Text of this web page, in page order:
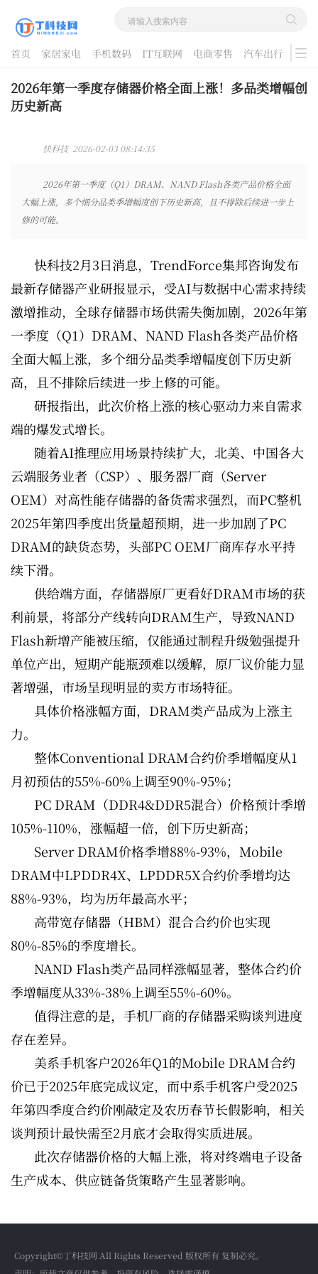
首页 家居家电 手机数码 IT互联网 电商零售 汽车出行
游戏
酷品评测
2026年第一季度存储器价格全面上涨！多品类增幅创
历史新高
快科技 2026-02-03 08:14:35
2026年第一季度（Q1）DRAM、NAND Flash各类产品价格全面
大幅上涨，多个细分品类季增幅度创下历史新高，且不排除后续进一步上
修的可能。
快科技2月3日消息，TrendForce集邦咨询发布
最新存储器产业研报显示，受AI与数据中心需求持续
激增推动，全球存储器市场供需失衡加剧，2026年第
一季度（Q1）DRAM、NAND Flash各类产品价格
全面大幅上涨，多个细分品类季增幅度创下历史新
高，且不排除后续进一步上修的可能。
研报指出，此次价格上涨的核心驱动力来自需求
端的爆发式增长。
随着AI推理应用场景持续扩大，北美、中国各大
云端服务业者（CSP）、服务器厂商（Server
OEM）对高性能存储器的备货需求强烈，而PC整机
2025年第四季度出货量超预期，进一步加剧了PC
DRAM的缺货态势，头部PC OEM厂商库存水平持
续下滑。
供给端方面，存储器原厂更看好DRAM市场的获
利前景，将部分产线转向DRAM生产，导致NAND
Flash新增产能被压缩，仅能通过制程升级勉强提升
单位产出，短期产能瓶颈难以缓解，原厂议价能力显
著增强，市场呈现明显的卖方市场特征。
具体价格涨幅方面，DRAM类产品成为上涨主
力。
整体Conventional DRAM合约价季增幅度从1
月初预估的55%-60%上调至90%-95%；
PC DRAM（DDR4&DDR5混合）价格预计季增
105%-110%，涨幅超一倍，创下历史新高；
Server DRAM价格季增88%-93%，Mobile
DRAM中LPDDR4X、LPDDR5X合约价季增均达
88%-93%，均为历年最高水平；
高带宽存储器（HBM）混合合约价也实现
80%-85%的季度增长。
NAND Flash类产品同样涨幅显著，整体合约价
季增幅度从33%-38%上调至55%-60%。
值得注意的是，手机厂商的存储器采购谈判进度
存在差异。
美系手机客户2026年Q1的Mobile DRAM合约
价已于2025年底完成议定，而中系手机客户受2025
年第四季度合约价刚敲定及农历春节长假影响，相关
谈判预计最快需至2月底才会取得实质进展。
此次存储器价格的大幅上涨，将对终端电子设备
生产成本、供应链备货策略产生显著影响。
Copyright©丁科技网 All Rights Reserved 版权所有 复制必究。